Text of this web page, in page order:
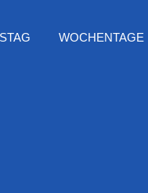
WOCHENTAGE